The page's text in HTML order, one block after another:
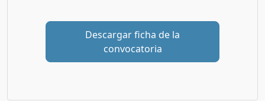
Descargar ficha de la
convocatoria